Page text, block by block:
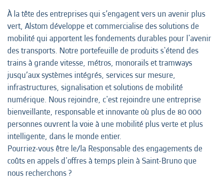
À la tête des entreprises qui s’engagent vers un avenir plus
vert, Alstom développe et commercialise des solutions de
mobilité qui apportent les fondements durables pour l'avenir
des transports. Notre portefeuille de produits s'étend des
trains à grande vitesse, métros, monorails et tramways
jusqu’aux systèmes intégrés, services sur mesure,
infrastructures, signalisation et solutions de mobilité
numérique. Nous rejoindre, c'est rejoindre une entreprise
bienveillante, responsable et innovante où plus de 80 000
personnes ouvrent la voie à une mobilité plus verte et plus
intelligente, dans le monde entier.
Pourriez-vous être le/la Responsable des engagements de
coûts en appels d'offres à temps plein à Saint-Bruno que
nous recherchons ?